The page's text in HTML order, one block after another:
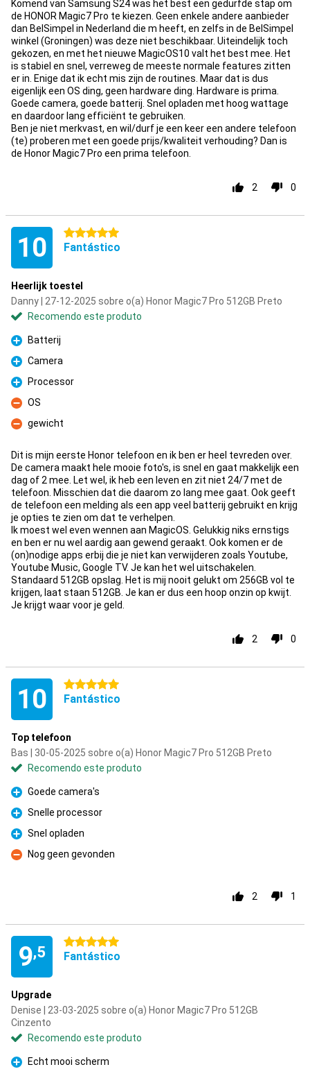
Komend van Samsung S24 was het best een gedurfde stap om
de HONOR Magic7 Pro te kiezen. Geen enkele andere aanbieder
dan BelSimpel in Nederland die m heeft, en zelfs in de BelSimpel
winkel (Groningen) was deze niet beschikbaar. Uiteindelijk toch
gekozen, en met het nieuwe MagicOS10 valt het best mee. Het
is stabiel en snel, verreweg de meeste normale features zitten
er in. Enige dat ik echt mis zijn de routines. Maar dat is dus
eigenlijk een OS ding, geen hardware ding. Hardware is prima.
Goede camera, goede batterij. Snel opladen met hoog wattage
en daardoor lang efficiënt te gebruiken.
Ben je niet merkvast, en wil/durf je een keer een andere telefoon
(te) proberen met een goede prijs/kwaliteit verhouding? Dan is
de Honor Magic7 Pro een prima telefoon.
2 0
10 5 estrelas
Fantástico
Heerlijk toestel
Danny | 27-12-2025 sobre o(a) Honor Magic7 Pro 512GB Preto
Recomendo este produto
Prós
Batterij
Prós
Camera
Prós
Processor
Contras
OS
Contras
gewicht
Dit is mijn eerste Honor telefoon en ik ben er heel tevreden over.
De camera maakt hele mooie foto's, is snel en gaat makkelijk een
dag of 2 mee. Let wel, ik heb een leven en zit niet 24/7 met de
telefoon. Misschien dat die daarom zo lang mee gaat. Ook geeft
de telefoon een melding als een app veel batterij gebruikt en krijg
je opties te zien om dat te verhelpen.
Ik moest wel even wennen aan MagicOS. Gelukkig niks ernstigs
en ben er nu wel aardig aan gewend geraakt. Ook komen er de
(on)nodige apps erbij die je niet kan verwijderen zoals Youtube,
Youtube Music, Google TV. Je kan het wel uitschakelen.
Standaard 512GB opslag. Het is mij nooit gelukt om 256GB vol te
krijgen, laat staan 512GB. Je kan er dus een hoop onzin op kwijt.
Je krijgt waar voor je geld.
2 0
10 5 estrelas
Fantástico
Top telefoon
Bas | 30-05-2025 sobre o(a) Honor Magic7 Pro 512GB Preto
Recomendo este produto
Prós
Goede camera's
Prós
Snelle processor
Prós
Snel opladen
Contras
Nog geen gevonden
2 1
9,5
5 estrelas
Fantástico
Upgrade
Denise | 23-03-2025 sobre o(a) Honor Magic7 Pro 512GB
Cinzento
Recomendo este produto
Prós
Echt mooi scherm